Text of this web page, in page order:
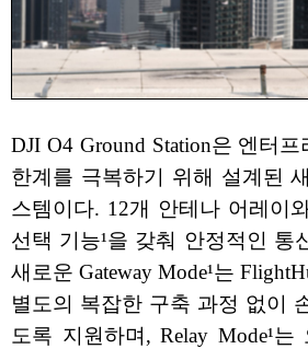
DJI O4 Ground Station은 엔터
한계를 극복하기 위해 설계된
스템이다. 12개 안테나 어레이
선택 기능¹을 갖춰 안정적인 통
새로운 Gateway Mode¹는
별도의 복잡한 구축 과정 없이
도록 지원하며, Relay Mode¹는